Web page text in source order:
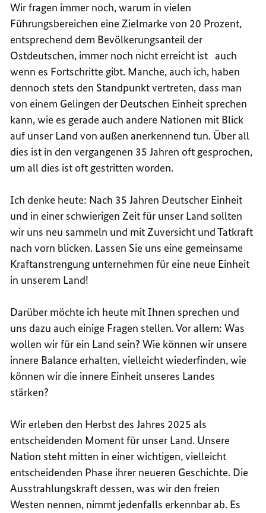
Wir fragen immer noch, warum in vielen
Führungsbereichen eine Zielmarke von 20 Prozent,
entsprechend dem Bevölkerungsanteil der
Ostdeutschen, immer noch nicht erreicht ist auch
wenn es Fortschritte gibt. Manche, auch ich, haben
dennoch stets den Standpunkt vertreten, dass man
von einem Gelingen der Deutschen Einheit sprechen
kann, wie es gerade auch andere Nationen mit Blick
auf unser Land von außen anerkennend tun. Über all
dies ist in den vergangenen 35 Jahren oft gesprochen,
um all dies ist oft gestritten worden.
Ich denke heute: Nach 35 Jahren Deutscher Einheit
und in einer schwierigen Zeit für unser Land sollten
wir uns neu sammeln und mit Zuversicht und Tatkraft
nach vorn blicken. Lassen Sie uns eine gemeinsame
Kraftanstrengung unternehmen für eine neue Einheit
in unserem Land!
Darüber möchte ich heute mit Ihnen sprechen und
uns dazu auch einige Fragen stellen. Vor allem: Was
wollen wir für ein Land sein? Wie können wir unsere
innere Balance erhalten, vielleicht wiederfinden, wie
können wir die innere Einheit unseres Landes
stärken?
Wir erleben den Herbst des Jahres 2025 als
entscheidenden Moment für unser Land. Unsere
Nation steht mitten in einer wichtigen, vielleicht
entscheidenden Phase ihrer neueren Geschichte. Die
Ausstrahlungskraft dessen, was wir den freien
Westen nennen, nimmt jedenfalls erkennbar ab. Es